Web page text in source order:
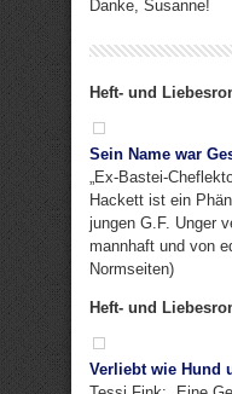
Danke, Susanne!
Heft- und
Sein Name war
„Ex-Bastei-
Hackett ist ein
jungen G.F. Unger
mannhaft und von
Normseiten)
Heft- und
Verliebt wie Hund